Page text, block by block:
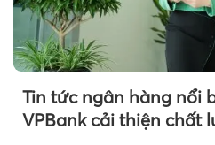
Tin tức ngân hàng nổi
VPBank cải thiện chất